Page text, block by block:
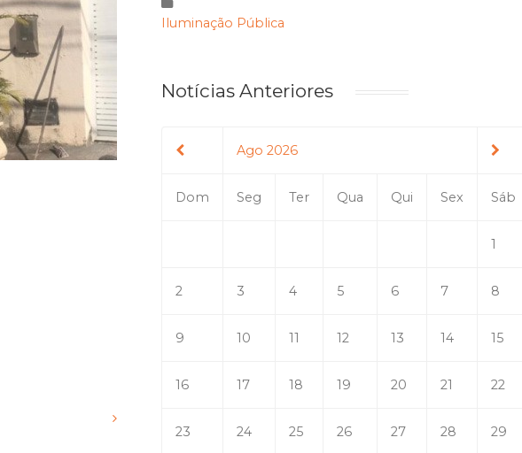
Iluminação Pública
Notícias Anteriores
Ago 2026
Dom Seg Ter Qua Qui Sex Sáb
1
2 3 4 5 6 7 8
9 10 11 12 13 14 15
16 17 18 19 20 21 22
23 24 25 26 27 28 29